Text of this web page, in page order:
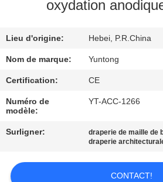
DE
QUALITÉ
CONTACTEZ-
NOUS
oxydation
Lieu d'origine: Hebei, P.R.China
Nom de marque: Yuntong
Certification: CE
Numéro de
modèle:
YT-ACC-1266
Surligner: draperie de maille de
draperie
CONTACT!